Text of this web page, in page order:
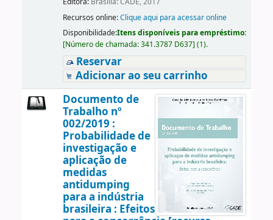
Recursos online:Clique aqui para acessar online
Disponibilidade:Itens disponíveis para empréstimo:
[Número de chamada:341.3787 D637] (1).
Reservar
Adicionar ao seu carrinho
Documento de
Trabalho nº
002/2019 :
Probabilidade de
investigação e
aplicação de
medidas
antidumping
para a indústria
brasileira : Efeitos